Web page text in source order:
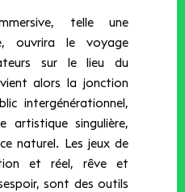
telle une
ouvrira le voyage
sur le lieu du
alors la jonction
intergénérationnel,
artistique singulière,
naturel. Les jeux de
et réel, rêve et
sont des outils